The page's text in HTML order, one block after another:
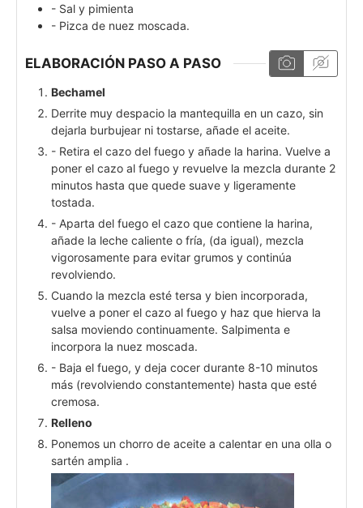
- Sal y pimienta
- Pizca de nuez moscada.
ELABORACIÓN PASO A PASO
Bechamel
Derrite muy despacio la mantequilla en un cazo, sin
dejarla burbujear ni tostarse, añade el aceite.
- Retira el cazo del fuego y añade la harina. Vuelve a
poner el cazo al fuego y revuelve la mezcla durante 2
minutos hasta que quede suave y ligeramente
tostada.
- Aparta del fuego el cazo que contiene la harina,
añade la leche caliente o fría, (da igual), mezcla
vigorosamente para evitar grumos y continúa
revolviendo.
Cuando la mezcla esté tersa y bien incorporada,
vuelve a poner el cazo al fuego y haz que hierva la
salsa moviendo continuamente. Salpimenta e
incorpora la nuez moscada.
- Baja el fuego, y deja cocer durante 8-10 minutos
más (revolviendo constantemente) hasta que esté
cremosa.
Relleno
Ponemos un chorro de aceite a calentar en una olla o
sartén amplia .